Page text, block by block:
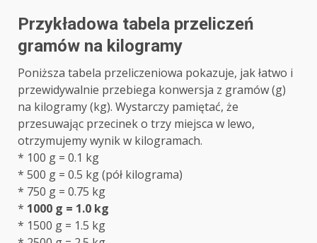
Przykładowa tabela przeliczeń
gramów na kilogramy
Poniższa tabela przeliczeniowa pokazuje, jak łatwo i
przewidywalnie przebiega konwersja z gramów (g)
na kilogramy (kg). Wystarczy pamiętać, że
przesuwając przecinek o trzy miejsca w lewo,
otrzymujemy wynik w kilogramach.
* 100 g = 0.1 kg
* 500 g = 0.5 kg (pół kilograma)
* 750 g = 0.75 kg
* 1000 g = 1.0 kg
* 1500 g = 1.5 kg